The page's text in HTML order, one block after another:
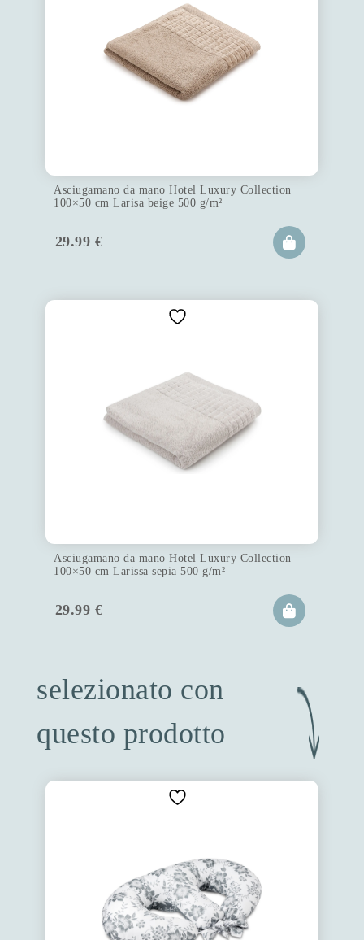
Asciugamano da mano Hotel Luxury Collection
100×50 cm Larisa beige 500 g/m²
29.99 €
Asciugamano da mano Hotel Luxury Collection
100×50 cm Larissa sepia 500 g/m²
29.99 €
selezionato con
questo prodotto